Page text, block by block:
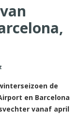
de
en Barcelona
vanaf april